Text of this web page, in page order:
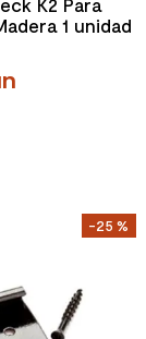
K2 Para
1 unidad
-25 %